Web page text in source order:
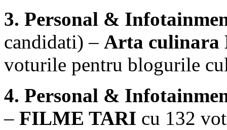
3. Personal &
candidati) – Arta culinara
voturile pentru blogurile
4. Personal &
– FILME TARI cu 132